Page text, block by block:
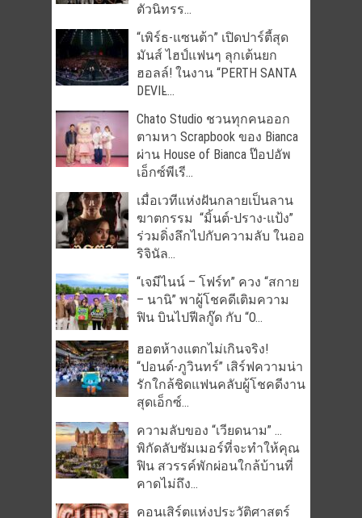
ตัวนิทรร...
“เพิร์ธ-แซนต้า” เปิดปาร์ตี้สุด
มันส์ ไฮป์แฟนๆ ลุกเต้นยก
ฮอลล์! ในงาน “PERTH SANTA
DEVIL̵...
Chato Studio ชวนทุกคนออก
ตามหา Scrapbook ของ Bianca
ผ่าน House of Bianca ป๊อปอัพ
เอ็กซ์พีเรี...
เมื่อเวทีแห่งฝันกลายเป็นลาน
ฆาตกรรม “มิ้นต์-ปราง-แป้ง”
ร่วมดิ่งลึกไปกับความลับ ในออ
ริจินัล...
“เจมีไนน์ – โฟร์ท” ควง “สกาย
– นานิ” พาผู้โชคดีเติมความ
ฟิน บินไปฟีลกู๊ด กับ “O...
ฮอตห้างแตกไม่เกินจริง!
“ปอนด์-ภูวินทร์” เสิร์ฟความน่า
รักใกล้ชิดแฟนคลับผู้โชคดีงาน
สุดเอ็กซ์...
ความลับของ “เวียดนาม” …
พิกัดลับซัมเมอร์ที่จะทำให้คุณ
ฟิน สวรรค์พักผ่อนใกล้บ้านที่
คาดไม่ถึง...
คอนเสิร์ตแห่งประวัติศาสตร์